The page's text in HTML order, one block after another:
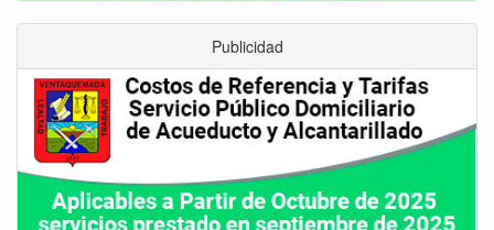
Publicidad